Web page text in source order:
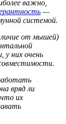
важно,
—
системой.
от мышей)
у них очень
вряд ли
их